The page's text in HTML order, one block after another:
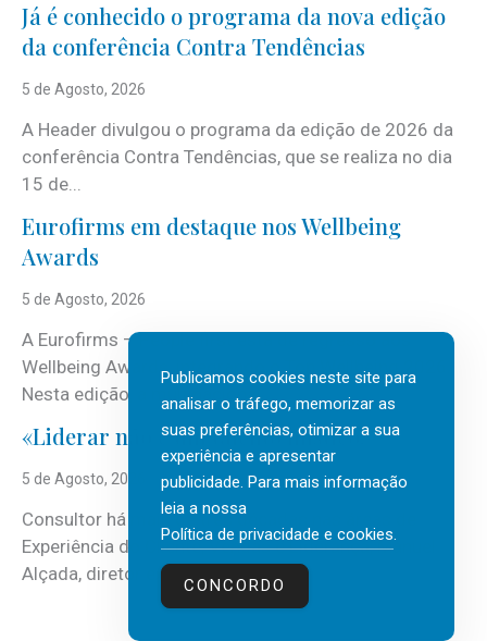
Já é conhecido o programa da nova edição
da conferência Contra Tendências
5 de Agosto, 2026
A Header divulgou o programa da edição de 2026 da
conferência Contra Tendências, que se realiza no dia
15 de...
Eurofirms em destaque nos Wellbeing
Awards
5 de Agosto, 2026
A Eurofirms – People first está de regresso aos
Wellbeing Awards, integrando o Top Wellbeing 2026.
Nesta edição, a multinacional...
«Liderar não é um talento místico.»
5 de Agosto, 2026
Consultor há mais de três décadas nas áreas de
Experiência do Cliente, Vendas e Liderança, Manuel
Alçada, diretor executivo da...
Publicamos cookies neste site para
analisar o tráfego, memorizar as
suas preferências, otimizar a sua
experiência e apresentar
publicidade. Para mais informação
leia a nossa
Política de privacidade e cookies.
CONCORDO